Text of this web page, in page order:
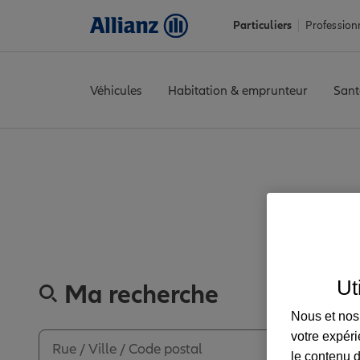
Particuliers
Véhicules Habitation & emprunteur
Découvrez
Ma recherche
Nous et
votre
le contenu